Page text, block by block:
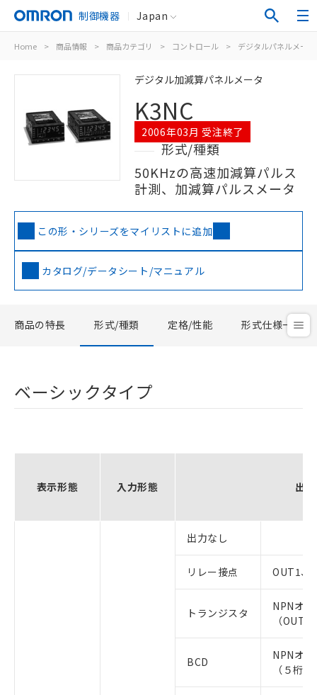
制御機器 Japan
Home > 商品情報 > 商品カテゴリ > コントロール > デジタルパネルメータ
デジタル加減算パネルメータ
K3NC
2006年03月 受注終了
形式/種類
50KHzの高速加減算パルス
計測、加減算パルスメータ
この形・シリーズをマイリストに追加
カタログ/データシート/マニュアル
商品の特長 形式/種類 定格/性能 形式仕様一覧
ベーシックタイプ
表示形態 入力形態 出
出力なし
リレー接点 OUT1、
トランジスタ
NPNオ
（
BCD
NPNオ
（５桁